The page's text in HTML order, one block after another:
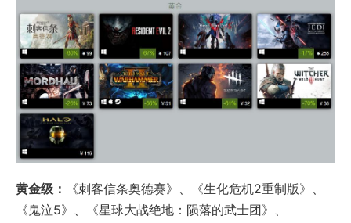
黄金级：
《刺客信条奥德赛》、《生化危机2重制版》、
《鬼泣5》、《星球大战绝地：陨落的武士团》、